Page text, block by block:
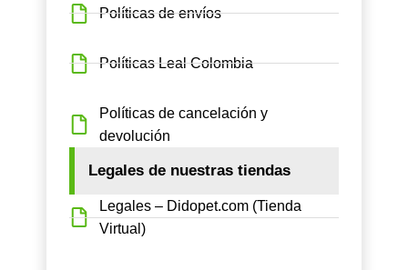
Políticas de envíos
Políticas Leal Colombia
Políticas de cancelación y
devolución
Legales de nuestras tiendas
Legales – Didopet.com (Tienda
Virtual)